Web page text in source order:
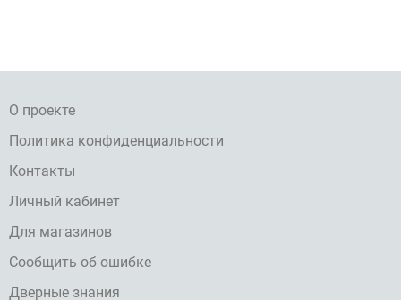
О проекте
Политика конфиденциальности
Контакты
Личный кабинет
Для магазинов
Сообщить об ошибке
Дверные знания